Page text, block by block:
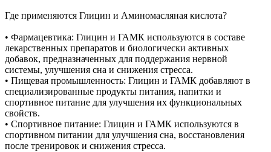
Где применяются Глицин и Аминомасляная кислота?
• Фармацевтика: Глицин и ГАМК используются в составе
лекарственных препаратов и биологически активных
добавок, предназначенных для поддержания нервной
системы, улучшения сна и снижения стресса.
• Пищевая промышленность: Глицин и ГАМК добавляют в
специализированные продукты питания, напитки и
спортивное питание для улучшения их функциональных
свойств.
• Спортивное питание: Глицин и ГАМК используются в
спортивном питании для улучшения сна, восстановления
после тренировок и снижения стресса.